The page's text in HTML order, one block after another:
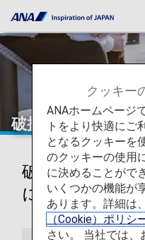
破損・未着・紛失
破損・未着・紛
に関するご案内
クッキー
ANAホームページ
トをより快適にご
となるクッキーを
のクッキーの使用
に決めることがで
いくつかの機能が
あります。詳細は、
（Cookie）ポリシ
さい。 当社では、